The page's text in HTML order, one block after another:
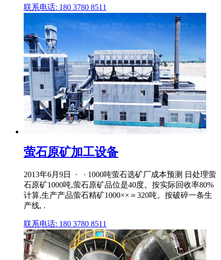
联系电话: 180 3780 8511
萤石原矿加工设备
2013年6月9日 · · 1000吨萤石选矿厂成本预测 日处理萤
石原矿1000吨,萤石原矿品位是40度。按实际回收率80%
计算,生产产品萤石精矿1000××＝320吨。按破碎一条生
产线, .
联系电话: 180 3780 8511